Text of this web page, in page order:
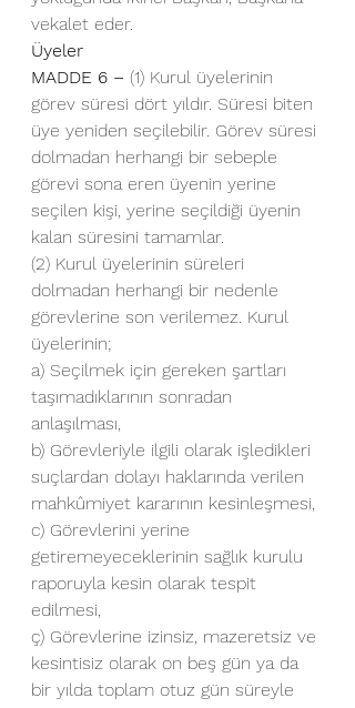
vekalet eder.
Üyeler
MADDE 6 – (1) Kurul üyelerinin
görev süresi dört yıldır. Süresi biten
üye yeniden seçilebilir. Görev süresi
dolmadan herhangi bir sebeple
görevi sona eren üyenin yerine
seçilen kişi, yerine seçildiği üyenin
kalan süresini tamamlar.
(2) Kurul üyelerinin süreleri
dolmadan herhangi bir nedenle
görevlerine son verilemez. Kurul
üyelerinin;
a) Seçilmek için gereken şartları
taşımadıklarının sonradan
anlaşılması,
b) Görevleriyle ilgili olarak işledikleri
suçlardan dolayı haklarında verilen
mahkûmiyet kararının kesinleşmesi,
c) Görevlerini yerine
getiremeyeceklerinin sağlık kurulu
raporuyla kesin olarak tespit
edilmesi,
ç) Görevlerine izinsiz, mazeretsiz ve
kesintisiz olarak on beş gün ya da
bir yılda toplam otuz gün süreyle